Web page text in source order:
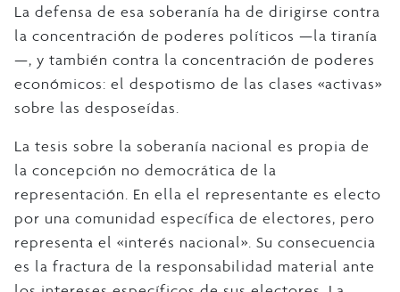
La defensa de esa soberanía ha de dirigirse contra
la concentración de poderes políticos —la tiranía
—, y también contra la concentración de poderes
económicos: el despotismo de las clases «activas»
sobre las desposeídas.
La tesis sobre la soberanía nacional es propia de
la concepción no democrática de la
representación. En ella el representante es electo
por una comunidad específica de electores, pero
representa el «interés nacional». Su consecuencia
es la fractura de la responsabilidad material ante